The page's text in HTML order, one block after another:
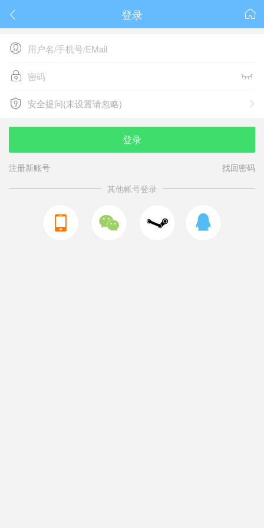
 
登录

 
 
安全提问(未设置请忽略)
安全提问(未设置请忽略)
登录
注册新账号
找回密码
其他帐号登录
  